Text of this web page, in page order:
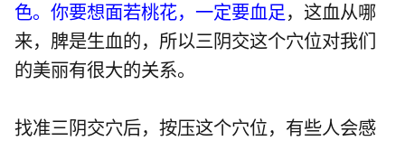
色。你要想面若桃花，一定要血足 ，这血从哪
来，脾是生血的，所以三阴交这个穴位对我们
的美丽有很大的关系。
找准三阴交穴后，按压这个穴位，有些人会感